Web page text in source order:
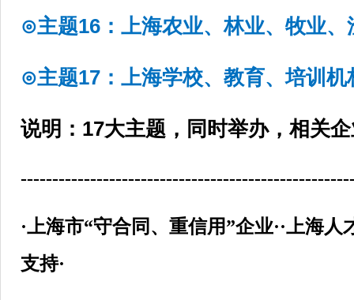
⊙主题16：上海农业、林业、牧业、
⊙主题17：上海学校、教育、培训机
说明：17大主题，同时举办，相关
·上海市“守合同、重信用”企业··上海
支持·